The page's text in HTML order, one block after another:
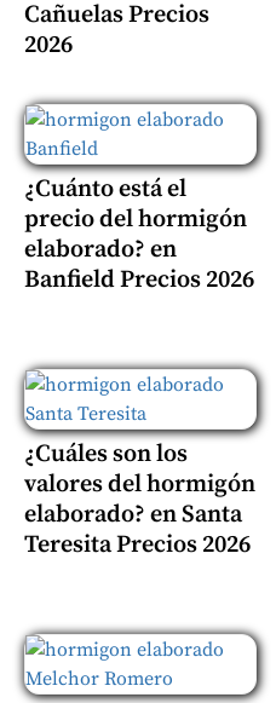
Cañuelas Precios
2026
¿Cuánto está el
precio del hormigón
elaborado? en
Banfield Precios 2026
¿Cuáles son los
valores del hormigón
elaborado? en Santa
Teresita Precios 2026